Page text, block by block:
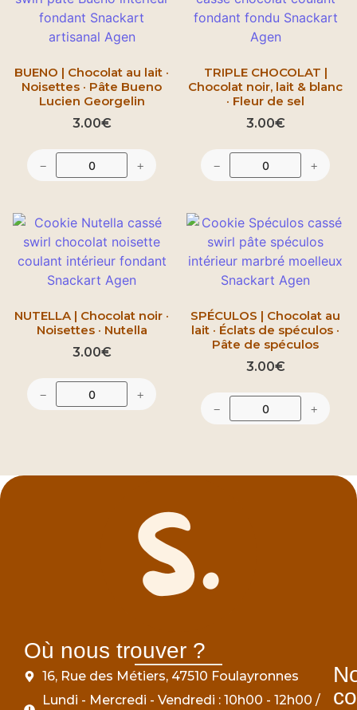
BUENO | Chocolat au lait ·
Noisettes · Pâte Bueno
Lucien Georgelin
3.00€
− +
TRIPLE CHOCOLAT |
Chocolat noir, lait & blanc
· Fleur de sel
3.00€
− +
NUTELLA | Chocolat noir ·
Noisettes · Nutella
3.00€
− +
SPÉCULOS | Chocolat au
lait · Éclats de spéculos ·
Pâte de spéculos
3.00€
− +
Où nous trouver ?
16, Rue des Métiers, 47510 Foulayronnes
Lundi - Mercredi - Vendredi : 10h00 - 12h00 /